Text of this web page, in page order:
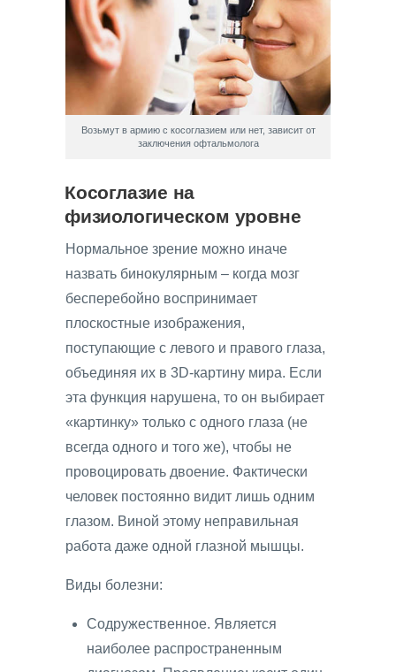
Возьмут в армию с косоглазием или нет, зависит от
заключения офтальмолога
Косоглазие на
физиологическом уровне
Нормальное зрение можно иначе
назвать бинокулярным – когда мозг
бесперебойно воспринимает
плоскостные изображения,
поступающие с левого и правого глаза,
объединяя их в 3D-картину мира. Если
эта функция нарушена, то он выбирает
«картинку» только с одного глаза (не
всегда одного и того же), чтобы не
провоцировать двоение. Фактически
человек постоянно видит лишь одним
глазом. Виной этому неправильная
работа даже одной глазной мышцы.
Виды болезни:
Содружественное. Является
наиболее распространенным